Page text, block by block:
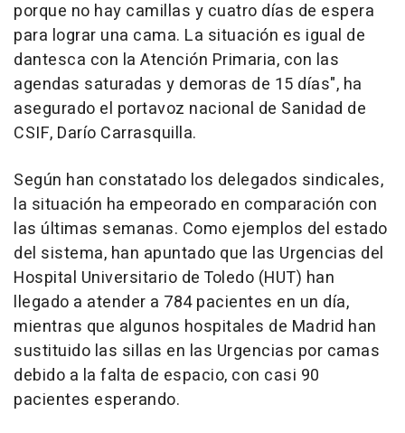
porque no hay camillas y cuatro días de espera
para lograr una cama. La situación es igual de
dantesca con la Atención Primaria, con las
agendas saturadas y demoras de 15 días", ha
asegurado el portavoz nacional de Sanidad de
CSIF, Darío Carrasquilla.
Según han constatado los delegados sindicales,
la situación ha empeorado en comparación con
las últimas semanas. Como ejemplos del estado
del sistema, han apuntado que las Urgencias del
Hospital Universitario de Toledo (HUT) han
llegado a atender a 784 pacientes en un día,
mientras que algunos hospitales de Madrid han
sustituido las sillas en las Urgencias por camas
debido a la falta de espacio, con casi 90
pacientes esperando.